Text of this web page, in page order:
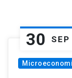
30 SEP